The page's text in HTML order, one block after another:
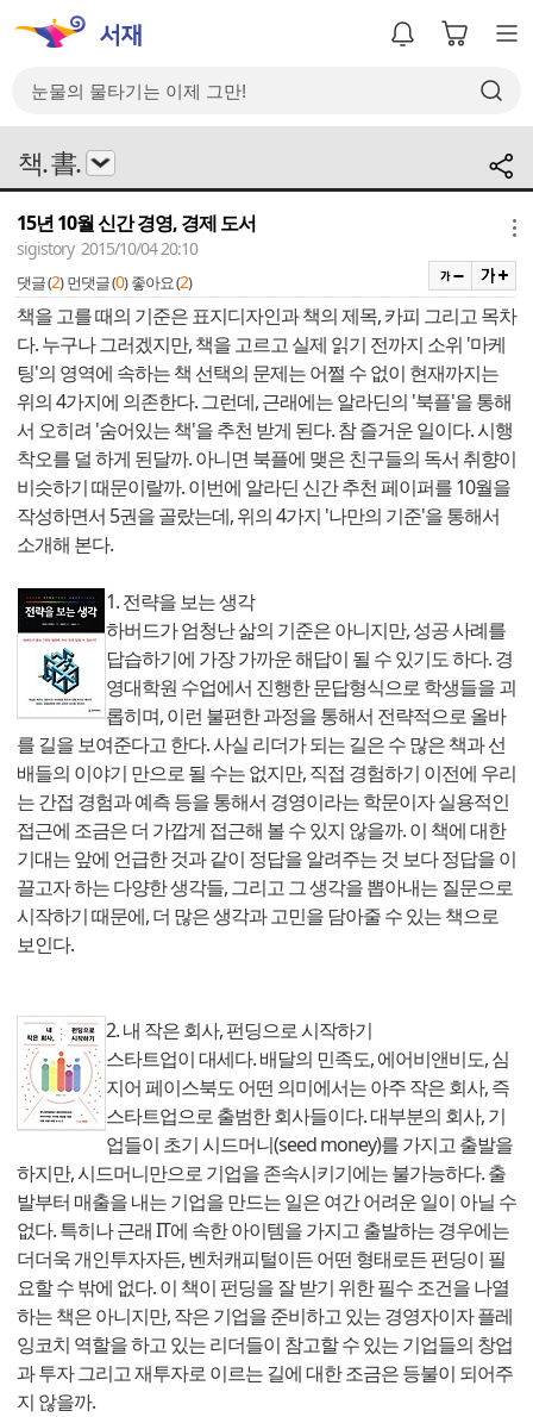
책. 書.
15년 10월 신간 경영, 경제 도서
sigistory 2015/10/04 20:10
댓글 (2) 먼댓글 (0) 좋아요 (2)
책을 고를 때의 기준은 표지디자인과 책의 제목, 카피 그리고 목차
다. 누구나 그러겠지만, 책을 고르고 실제 읽기 전까지 소위 '마케
팅'의 영역에 속하는 책 선택의 문제는 어쩔 수 없이 현재까지는
위의 4가지에 의존한다. 그런데, 근래에는 알라딘의 '북플'을 통해
서 오히려 '숨어있는 책'을 추천 받게 된다. 참 즐거운 일이다. 시행
착오를 덜 하게 된달까. 아니면 북플에 맺은 친구들의 독서 취향이
비슷하기 때문이랄까. 이번에 알라딘 신간 추천 페이퍼를 10월을
작성하면서 5권을 골랐는데, 위의 4가지 '나만의 기준'을 통해서
소개해 본다.
1. 전략을 보는 생각
하버드가 엄청난 삶의 기준은 아니지만, 성공 사례를
답습하기에 가장 가까운 해답이 될 수 있기도 하다. 경
영대학원 수업에서 진행한 문답형식으로 학생들을 괴
롭히며, 이런 불편한 과정을 통해서 전략적으로 올바
를 길을 보여준다고 한다. 사실 리더가 되는 길은 수 많은 책과 선
배들의 이야기 만으로 될 수는 없지만, 직접 경험하기 이전에 우리
는 간접 경험과 예측 등을 통해서 경영이라는 학문이자 실용적인
접근에 조금은 더 가깝게 접근해 볼 수 있지 않을까. 이 책에 대한
기대는 앞에 언급한 것과 같이 정답을 알려주는 것 보다 정답을 이
끌고자 하는 다양한 생각들, 그리고 그 생각을 뽑아내는 질문으로
시작하기 때문에, 더 많은 생각과 고민을 담아줄 수 있는 책으로
보인다.
2. 내 작은 회사, 펀딩으로 시작하기
스타트업이 대세다. 배달의 민족도, 에어비앤비도, 심
지어 페이스북도 어떤 의미에서는 아주 작은 회사, 즉
스타트업으로 출범한 회사들이다. 대부분의 회사, 기
업들이 초기 시드머니(seed money)를 가지고 출발을
하지만, 시드머니만으로 기업을 존속시키기에는 불가능하다. 출
발부터 매출을 내는 기업을 만드는 일은 여간 어려운 일이 아닐 수
없다. 특히나 근래 IT에 속한 아이템을 가지고 출발하는 경우에는
더더욱 개인투자자든, 벤처캐피털이든 어떤 형태로든 펀딩이 필
요할 수 밖에 없다. 이 책이 펀딩을 잘 받기 위한 필수 조건을 나열
하는 책은 아니지만, 작은 기업을 준비하고 있는 경영자이자 플레
잉코치 역할을 하고 있는 리더들이 참고할 수 있는 기업들의 창업
과 투자 그리고 재투자로 이르는 길에 대한 조금은 등불이 되어주
지 않을까.